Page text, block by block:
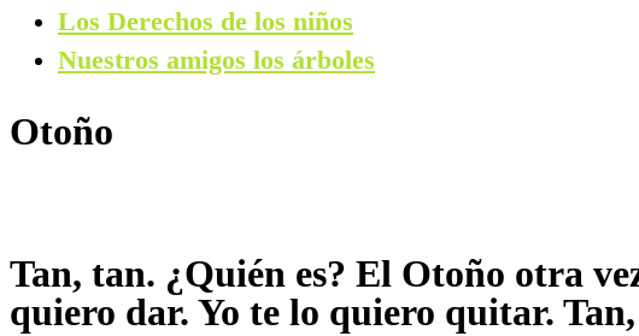
Los Derechos de los niños
Nuestros amigos los árboles
Otoño
Tan, tan. ¿Quién es? El Otoño otra
quiero dar. Yo te lo quiero quitar.